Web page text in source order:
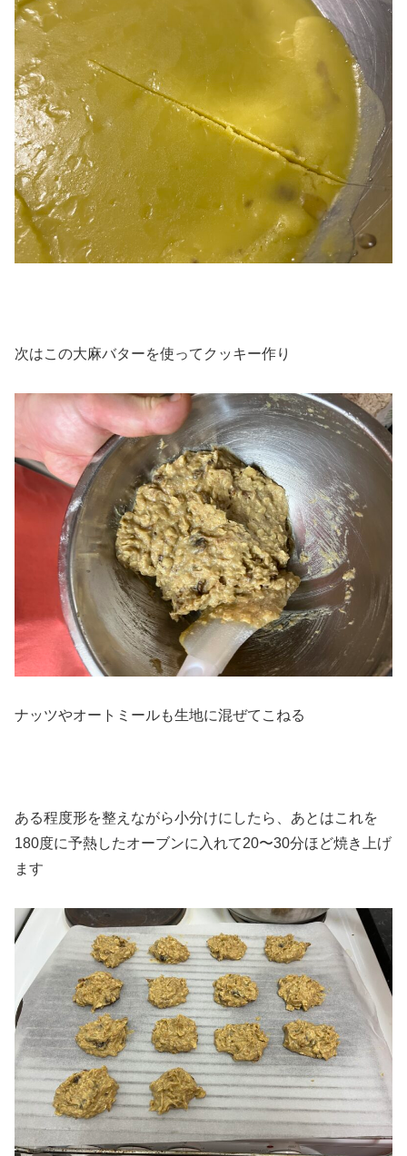
次はこの大麻バターを使ってクッキー作り
ナッツやオートミールも生地に混ぜてこねる
ある程度形を整えながら小分けにしたら、あとはこれを
180度に予熱したオーブンに入れて20〜30分ほど焼き上げ
ます